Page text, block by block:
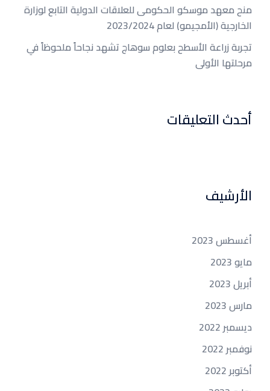
منح معهد موسكو الحكومى للعلاقات الدولية التابع لوزارة
الخارجية (الأمجيمو) لعام 2023/2024
تجربة زراعة الأسطح بعلوم سوهاج تشهد نجاحاً ملحوظاً في
مرحلتها الأولى
أحدث التعليقات
الأرشيف
أغسطس 2023
مايو 2023
أبريل 2023
مارس 2023
ديسمبر 2022
نوفمبر 2022
أكتوبر 2022